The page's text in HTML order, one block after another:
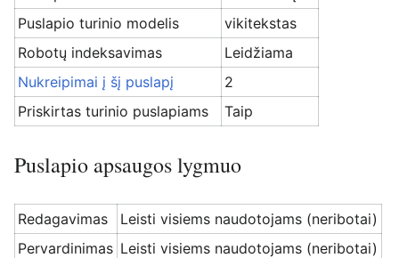
Puslapio turinio modelis
vikitekstas
Robotų indeksavimas
Leidžiama
Nukreipimai į šį puslapį
2
Priskirtas turinio puslapiams
Taip
Puslapio apsaugos lygmuo
Redagavimas
Leisti visiems naudotojams (neribotai)
Pervardinimas Leisti visiems naudotojams (neribotai)